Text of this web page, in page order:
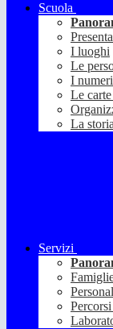
Scuola
I luoghi
Le
I
Le
La storia
Servizi